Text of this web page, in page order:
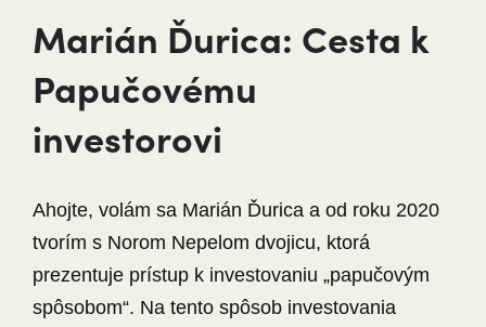
Marián Ďurica: Cesta k
Papučovému
investorovi
Ahojte, volám sa Marián Ďurica a od roku 2020
tvorím s Norom Nepelom dvojicu, ktorá
prezentuje prístup k investovaniu „papučovým
spôsobom“. Na tento spôsob investovania